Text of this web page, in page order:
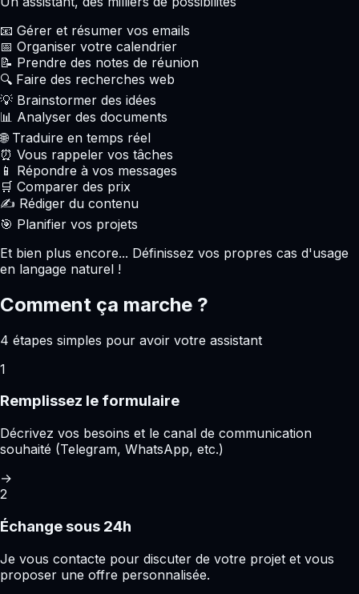
📧 Gérer et résumer vos emails
📅 Organiser votre calendrier
📝 Prendre des notes de réunion
🔍 Faire des recherches web
💡 Brainstormer des idées
📊 Analyser des documents
🌐 Traduire en temps réel
⏰ Vous rappeler vos tâches
📱 Répondre à vos messages
🛒 Comparer des prix
✍️ Rédiger du contenu
🎯 Planifier vos projets
Et bien plus encore... Définissez vos propres cas d'usage
en langage naturel !
Comment ça marche ?
4 étapes simples pour avoir votre assistant
1
Remplissez le formulaire
Décrivez vos besoins et le canal de communication
souhaité (Telegram, WhatsApp, etc.)
→
2
Échange sous 24h
Je vous contacte pour discuter de votre projet et vous
proposer une offre personnalisée.